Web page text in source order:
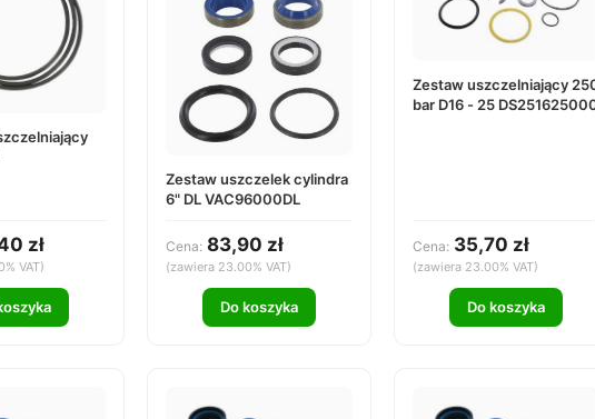
zł
VAT)
Zestaw uszczelek cylindra
6" DL VAC96000DL
Cena: 83,90 zł
(zawiera 23.00% VAT)
Do koszyka
Zestaw uszczelniający
bar D16 - 25
Cena: 35,70 zł
(zawiera 23.00% VAT)
Do koszyka